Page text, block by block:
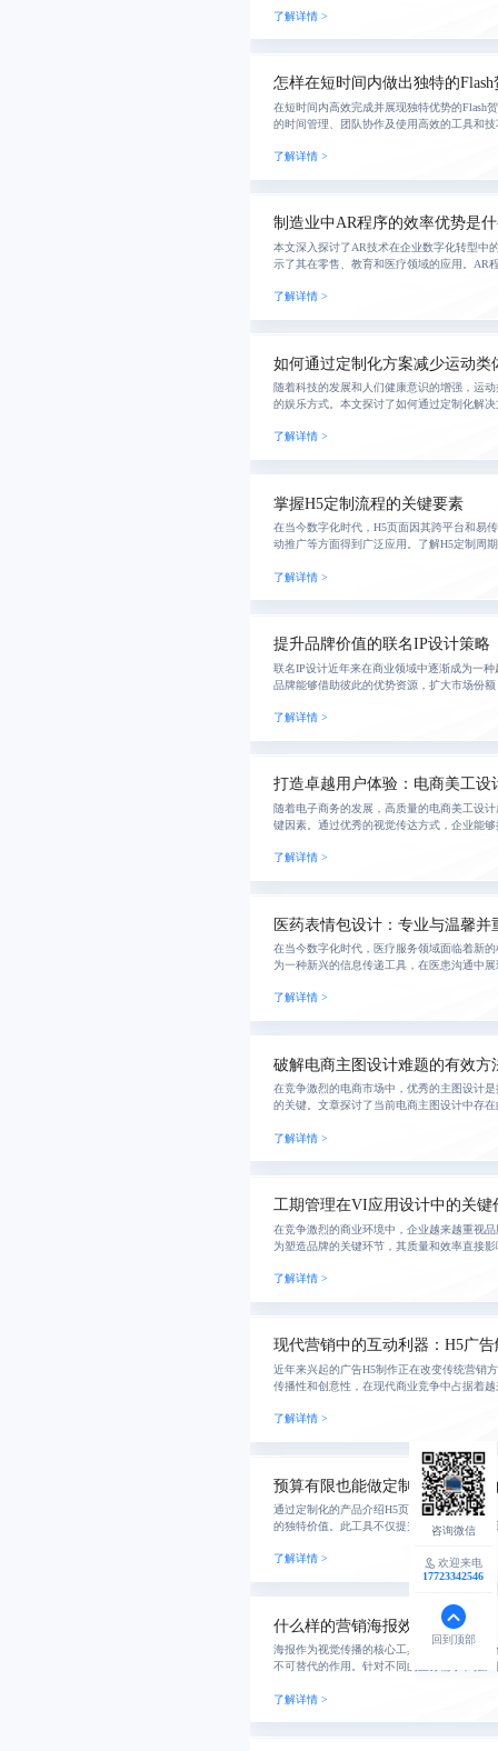
了解详情 >
怎样在短时间内做出独特的
在短时间内高效完成并展现独特优势的Flash
的时间管理、团队协作及使用高效的工具和
精
了解详情 >
制造业中AR程序的效率优势是
本文深入探讨了AR技术在企业数字化转型中
示了其在零售、教育和医疗领域的应用。AR
了解详情 >
如何通过定制化方案减少运动类
随着科技的发展和人们健康意识的增强，运
的娱乐方式。本文探讨了如何通过定制化解
了解详情 >
掌握H5定制流程的关键要素
在当今数字化时代，H5页面因其跨平台和易
动推广等方面得到广泛应用。了解H5定制周
测试
了解详情 >
提升品牌价值的联名IP设计策略
联名IP设计近年来在商业领域中逐渐成为一
品牌能够借助彼此的优势资源，扩大市场份
了如
了解详情 >
打造卓越用户体验：电商美工设
随着电子商务的发展，高质量的电商美工设
键因素。通过优秀的视觉传达方式，企业能
多样，但
了解详情 >
医药表情包设计：专业与温馨并
在当今数字化时代，医疗服务领域面临着新
为一种新兴的信息传递工具，在医患沟通中
橙视觉的
了解详情 >
破解电商主图设计难题的有效方
在竞争激烈的电商市场中，优秀的主图设计
的关键。文章探讨了当前电商主图设计中存
提高点击
了解详情 >
工期管理在VI应用设计中的关键
在竞争激烈的商业环境中，企业越来越重视
为塑造品牌的关键环节，其质量和效率直接
常见
了解详情 >
现代营销中的互动利器：H5广
近年来兴起的广告H5制作正在改变传统营销
传播性和创意性，在现代商业竞争中占据着
不同
了解详情 >
预算有限也能做定制：探索高效
通过定制化的产品介绍H5页面，企业能够更
的独特价值。此工具不仅提升了品牌曝光率
交互创
了解详情 >
什么样的营销海报效果好
海报作为视觉传播的核心工具之一，在广告
不可替代的作用。针对不同的业务需求和推
定制设计
了解详情 >
欢迎来电
17723342546
回到顶部